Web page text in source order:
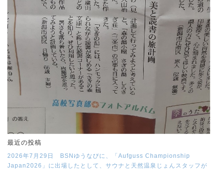
最近の投稿
2026年7月29日 BSNゆうなびに、「Aufguss Championship
Japan2026」に出場したとして、サウナと天然温泉じょんスタッフが